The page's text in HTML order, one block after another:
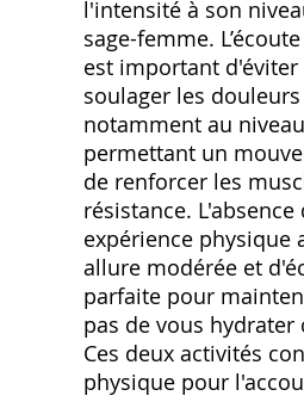
l'intensité à son
sage-femme.
est important
soulager les
notamment au
permettant un
de renforcer les
résistance.
expérience physique
allure modérée et
parfaite pour
pas de vous
Ces deux activités
physique pour